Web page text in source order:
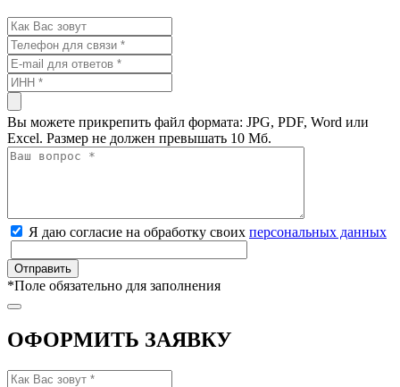
Вы можете прикрепить файл формата: JPG, PDF, Word или
Excel. Размер не должен превышать 10 Мб.
Я даю согласие на обработку своих персональных данных
*Поле обязательно для заполнения
ОФОРМИТЬ ЗАЯВКУ